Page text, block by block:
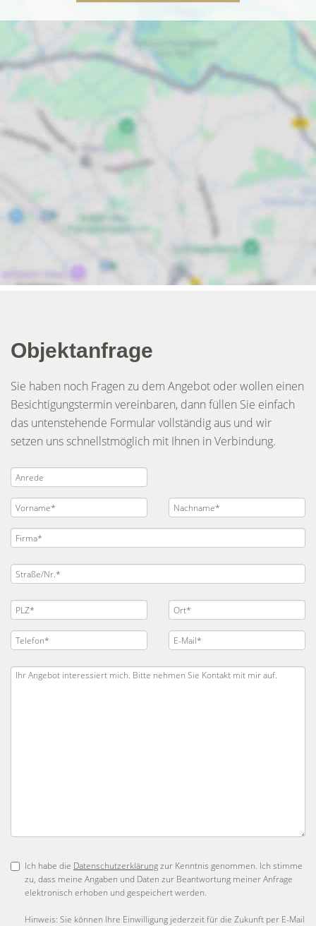
Objektanfrage
Sie haben noch Fragen zu dem Angebot oder wollen einen
Besichtigungstermin vereinbaren, dann füllen Sie einfach
das untenstehende Formular vollständig aus und wir
setzen uns schnellstmöglich mit Ihnen in Verbindung.
Ich habe die Datenschutzerklärungzur Kenntnis genommen. Ich stimme
zu, dass meine Angaben und Daten zur Beantwortung meiner Anfrage
elektronisch erhoben und gespeichert werden.
Hinweis: Sie können Ihre Einwilligung jederzeit für die Zukunft per E-Mail